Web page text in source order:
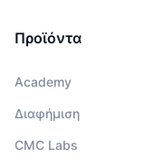
Προϊόντα
Academy
Διαφήμιση
CMC Labs